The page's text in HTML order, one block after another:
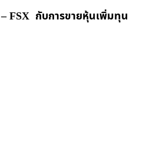
FSX กับการขายหุ้นเพิ่มทุน